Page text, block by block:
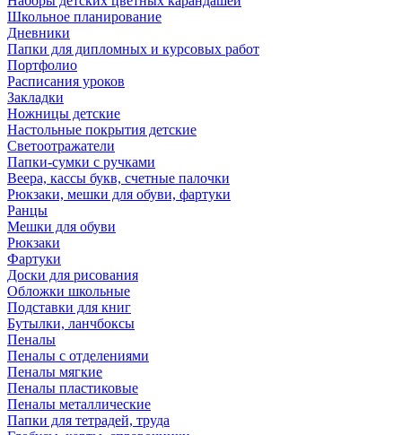
Школьное планирование
Дневники
Папки для дипломных и курсовых работ
Портфолио
Расписания уроков
Закладки
Ножницы детские
Настольные покрытия детские
Светоотражатели
Папки-сумки с ручками
Веера, кассы букв, счетные палочки
Рюкзаки, мешки для обуви, фартуки
Ранцы
Мешки для обуви
Рюкзаки
Фартуки
Доски для рисования
Обложки школьные
Подставки для книг
Бутылки, ланчбоксы
Пеналы
Пеналы с отделениями
Пеналы мягкие
Пеналы пластиковые
Пеналы металлические
Папки для тетрадей, труда